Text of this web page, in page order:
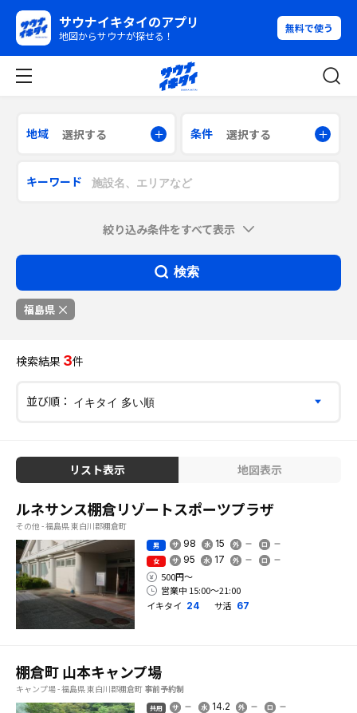
サウナイキタイのアプリ
地図からサウナが探せる！
無料で使う
地域 選択する 条件 選択する
キーワード
絞り込み条件をすべて表示
検索
福島県
検索結果 3件
並び順：
リスト表示 地図表示
ルネサンス棚倉リゾートスポーツプラザ
その他 - 福島県 東白川郡棚倉町
男 98 15
女 95 17
500円〜
営業中 15:00〜21:00
イキタイ 24 サ活 67
棚倉町 山本キャンプ場
キャンプ場 - 福島県 東白川郡棚倉町 事前予約制
共用 14.2